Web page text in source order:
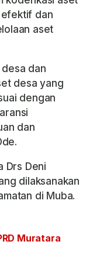
dan
aset
desa dan
desa yang
dengan
dan
Drs Deni
dilaksanakan
di Muba.
Muratara